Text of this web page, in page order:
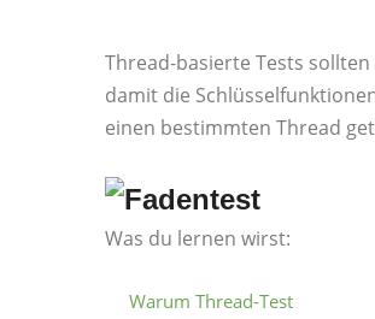
Thread-basierte Tests
damit die
einen bestimmten Thread
Was du lernen wirst:
Warum Thread-Test